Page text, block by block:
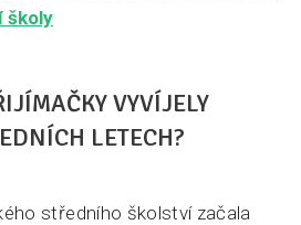
školy
VYVÍJELY
LETECH?
středního školství začala